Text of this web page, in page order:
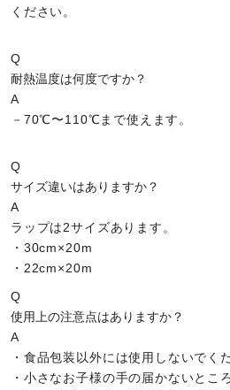
ください。
Q
耐熱温度は何度ですか？
A
－70℃〜110℃まで使えます。
Q
サイズ違いはありますか？
A
ラップは2サイズあります。
・30cm×20m
・22cm×20m
Q
使用上の注意点はありますか？
A
・食品包装以外には使用しないでく
・小さなお子様の手の届かないとこ